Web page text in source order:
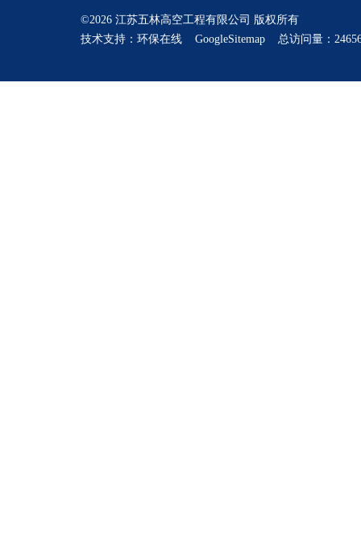
©2026 江苏五林高空工程有限公司 版权所有
技术支持： 环保在线 GoogleSitemap 总访问量：